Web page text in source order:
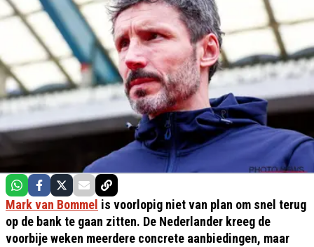
Mark van Bommel is voorlopig niet van plan om snel terug
op de bank te gaan zitten. De Nederlander kreeg de
voorbije weken meerdere concrete aanbiedingen, maar